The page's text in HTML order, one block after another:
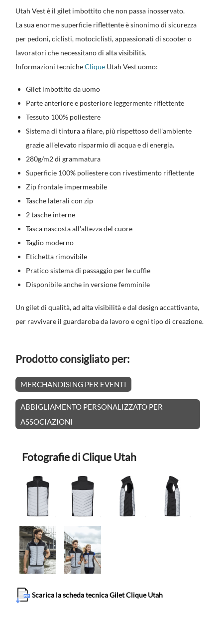
Utah Vest è il gilet imbottito che non passa inosservato.
La sua enorme superficie riflettente è sinonimo di sicurezza
per pedoni, ciclisti, motociclisti, appassionati di scooter o
lavoratori che necessitano di alta visibilità.
Informazioni tecnicheClique Utah Vest uomo:
Gilet imbottito da uomo
Parte anteriore e posteriore leggermente riflettente
Tessuto 100% poliestere
Sistema di tintura a filare, più rispettoso dell'ambiente
grazie all'elevato risparmio di acqua e di energia.
280g/m2 di grammatura
Superficie 100% poliestere con rivestimento riflettente
Zip frontale impermeabile
Tasche laterali con zip
2 tasche interne
Tasca nascosta all'altezza del cuore
Taglio moderno
Etichetta rimovibile
Pratico sistema di passaggio per le cuffie
Disponibile anche in versione femminile
Un gilet di qualità, ad alta visibilità e dal design accattivante,
per ravvivare il guardaroba da lavoro e ogni tipo di creazione.
Prodotto consigliato per:
MERCHANDISING PER EVENTI
ABBIGLIAMENTO PERSONALIZZATO PER
ASSOCIAZIONI
Fotografie di Clique Utah
Scarica la scheda tecnica Gilet Clique Utah